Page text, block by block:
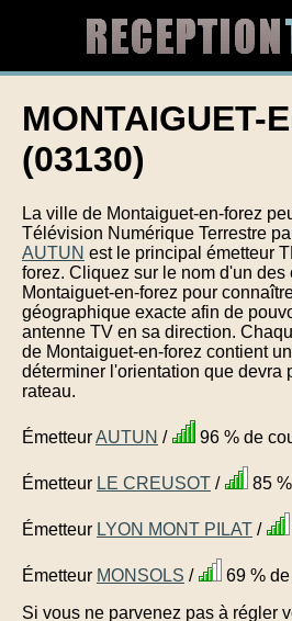
MONTAIGUET-
(03130)
La ville de Montaiguet-en-forez
Télévision Numérique Terrestre
AUTUN est le principal émetteur
forez. Cliquez sur le nom d'un des
Montaiguet-en-forez pour
géographique exacte afin de
antenne TV en sa direction.
de Montaiguet-en-forez contient
déterminer l'orientation que devra
rateau.
ÉmetteurAUTUN / 96 % de
Émetteur LE CREUSOT / 85
Émetteur LYON MONT PILAT /
Émetteur MONSOLS /
69 %
Si vous ne parvenez pas à régler